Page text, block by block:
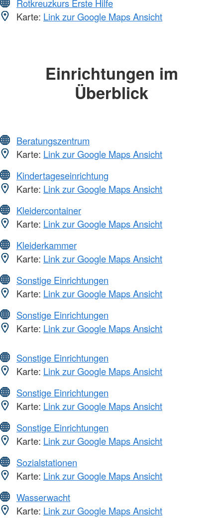
Rotkreuzkurs Erste Hilfe
Karte: Link zur Google Maps Ansicht
Einrichtungen im
Überblick
Beratungszentrum
Karte: Link zur Google Maps Ansicht
Kindertageseinrichtung
Karte: Link zur Google Maps Ansicht
Kleidercontainer
Karte: Link zur Google Maps Ansicht
Kleiderkammer
Karte: Link zur Google Maps Ansicht
Sonstige Einrichtungen
Karte: Link zur Google Maps Ansicht
Sonstige Einrichtungen
Karte: Link zur Google Maps Ansicht
Sonstige Einrichtungen
Karte: Link zur Google Maps Ansicht
Sonstige Einrichtungen
Karte: Link zur Google Maps Ansicht
Sonstige Einrichtungen
Karte: Link zur Google Maps Ansicht
Sozialstationen
Karte: Link zur Google Maps Ansicht
Wasserwacht
Karte: Link zur Google Maps Ansicht